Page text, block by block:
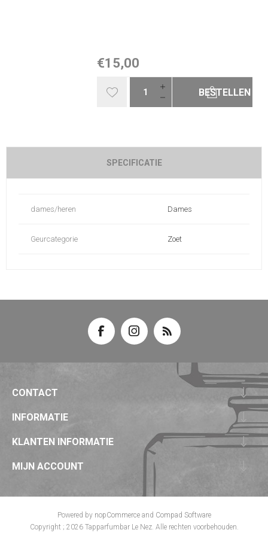
€15,00
BESTELLEN
SPECIFICATIE
dames/heren Dames
Geurcategorie Zoet
CONTACT
INFORMATIE
KLANTEN INFORMATIE
MIJN ACCOUNT
Powered by nopCommerceand Compad Software
Copyright ; 2026 Tapparfumbar Le Nez. Alle rechten voorbehouden.